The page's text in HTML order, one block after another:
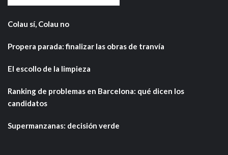
Colau sí, Colau no
Propera parada: finalizar las obras de tranvía
El escollo de la limpieza
Ranking de problemas en Barcelona: qué dicen los
candidatos
Supermanzanas: decisión verde